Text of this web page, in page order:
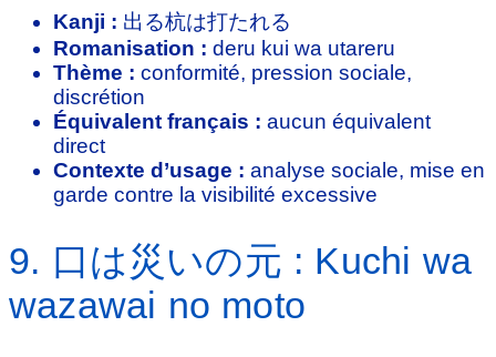
Kanji : 出る杭は打たれる
Romanisation : deru kui wa utareru
Thème : conformité, pression sociale,
discrétion
Équivalent français : aucun équivalent
direct
Contexte d’usage : analyse sociale, mise en
garde contre la visibilité excessive
9. 口は災いの元 : Kuchi wa
wazawai no moto